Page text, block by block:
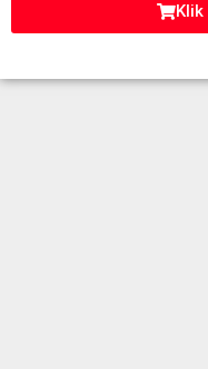
Klik